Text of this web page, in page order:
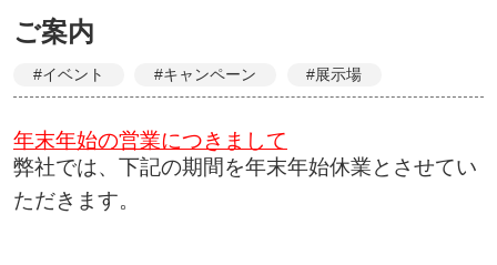
ご案内
#イベント #キャンペーン #展示場
年末年始の営業につきまして
弊社では、下記の期間を年末年始休業とさせてい
ただきます。